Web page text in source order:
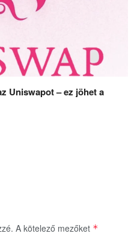
Uniswapot – ez jöhet a
A kötelező mezőket *